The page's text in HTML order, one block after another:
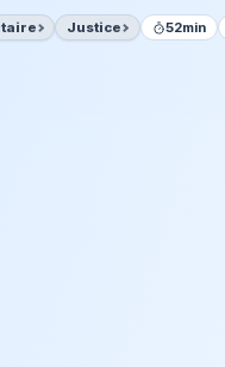
Justice 52min